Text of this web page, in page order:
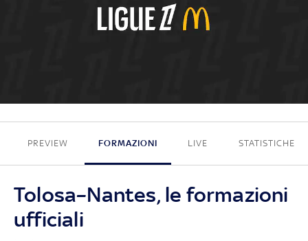
0 - 0
PREVIEW FORMAZIONI LIVE STATISTICHE
Tolosa–Nantes, le formazioni
ufficiali